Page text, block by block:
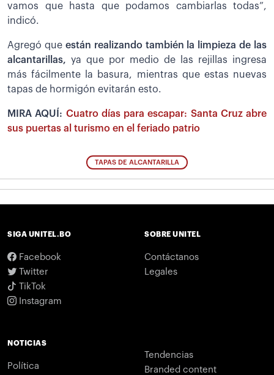
vamos que hasta que podamos cambiarlas todas”,
indicó.
Agregó que están realizando también la limpieza de las
alcantarillas, ya que por medio de las rejillas ingresa
más fácilmente la basura, mientras que estas nuevas
tapas de hormigón evitarán esto.
MIRA AQUÍ: Cuatro días para escapar: Santa Cruz abre
sus puertas al turismo en el feriado patrio
TAPAS DE ALCANTARILLA
SIGA UNITEL.BO
Facebook
Twitter
TikTok
Instagram
SOBRE UNITEL
Contáctanos
Legales
NOTICIAS
Política
Tendencias
Branded content